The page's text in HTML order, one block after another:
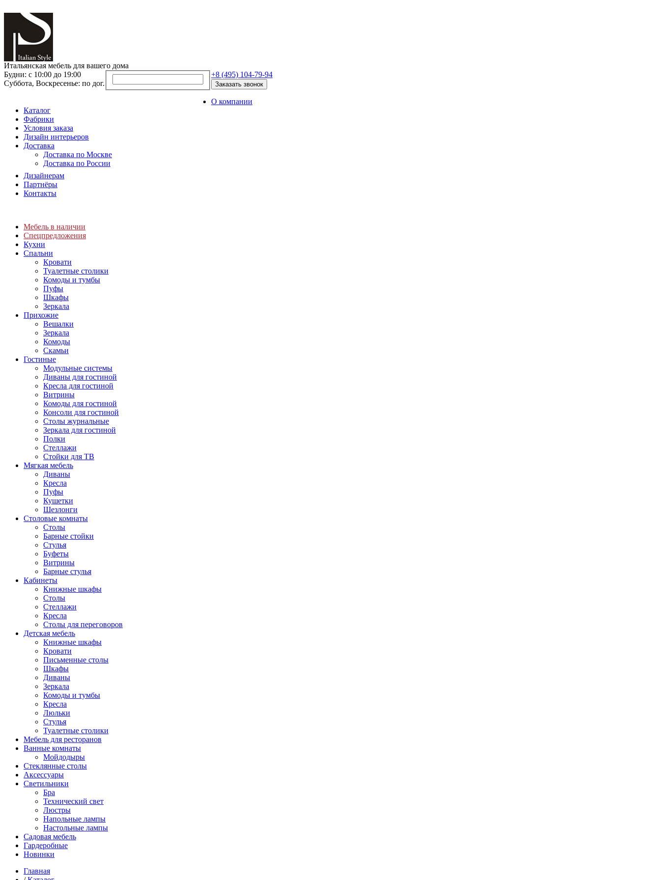
Итальянская мебель для вашего дома
Будни: с 10:00 до 19:00
Суббота, Воскресенье: по дог.
+8 (495) 104-79-94
Заказать звонок
О компании
Каталог
Фабрики
Условия заказа
Дизайн интерьеров
Доставка
Доставка по Москве
Доставка по России
Дизайнерам
Партнёры
Контакты
Мебель в наличии
Спецпредложения
Кухни
Спальни
Кровати
Туалетные столики
Комоды и тумбы
Пуфы
Шкафы
Зеркала
Прихожие
Вешалки
Зеркала
Комоды
Скамьи
Гостиные
Модульные системы
Диваны для гостиной
Кресла для гостиной
Витрины
Комоды для гостиной
Консоли для гостиной
Столы журнальные
Зеркала для гостиной
Полки
Стеллажи
Стойки для ТВ
Мягкая мебель
Диваны
Кресла
Пуфы
Кушетки
Шезлонги
Столовые комнаты
Столы
Барные стойки
Стулья
Буфеты
Витрины
Барные стулья
Кабинеты
Книжные шкафы
Cтолы
Стеллажи
Кресла
Столы для переговоров
Детская мебель
Книжные шкафы
Кровати
Письменные столы
Шкафы
Диваны
Зеркала
Комоды и тумбы
Кресла
Люльки
Стулья
Туалетные столики
Мебель для ресторанов
Ванные комнаты
Мойдодыры
Стеклянные столы
Аксессуары
Светильники
Бра
Технический свет
Люстры
Напольные лампы
Настольные лампы
Садовая мебель
Гардеробные
Новинки
Главная